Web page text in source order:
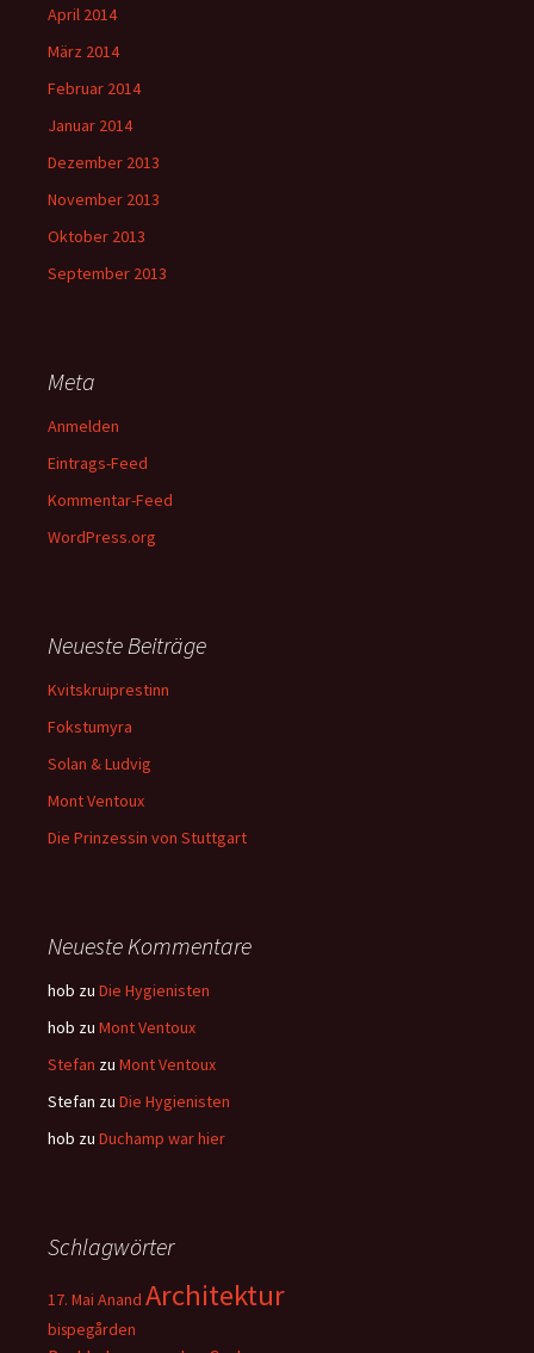
April 2014
März 2014
Februar 2014
Januar 2014
Dezember 2013
November 2013
Oktober 2013
September 2013
Meta
Anmelden
Eintrags-Feed
Kommentar-Feed
WordPress.org
Neueste Beiträge
Kvitskruiprestinn
Fokstumyra
Solan & Ludvig
Mont Ventoux
Die Prinzessin von Stuttgart
Neueste Kommentare
hob zu Die Hygienisten
hob zu Mont Ventoux
Stefan zu Mont Ventoux
Stefan zu Die Hygienisten
hob zu Duchamp war hier
Schlagwörter
17. Mai Anand Architektur
bispegården